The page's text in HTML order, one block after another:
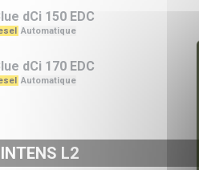
dCi 150 EDC
Automatique
dCi 170 EDC
Automatique
L2